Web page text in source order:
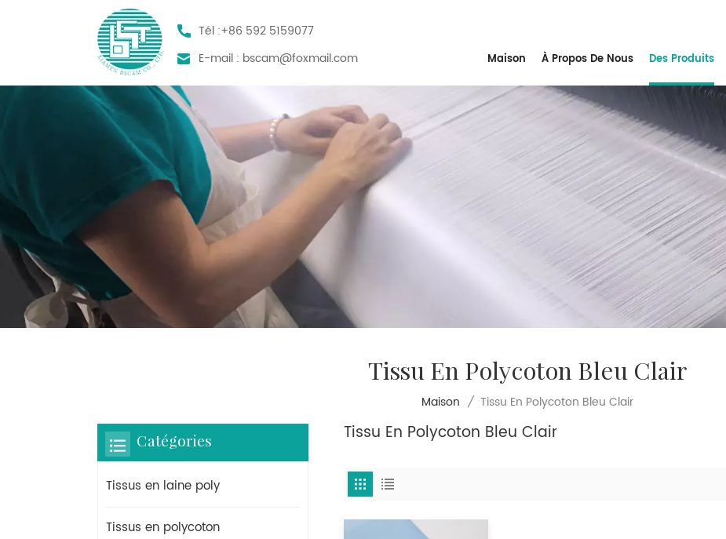
Tél :+86 592 5159077
E-mail : bscam@foxmail.com Maison À Propos De Nous Des Produits
Tissu En Polycoton Bleu Clair
Maison / Tissu En Polycoton Bleu Clair
Tissu En Polycoton Bleu Clair
Catégories
Tissus en laine poly
Tissus en polycoton